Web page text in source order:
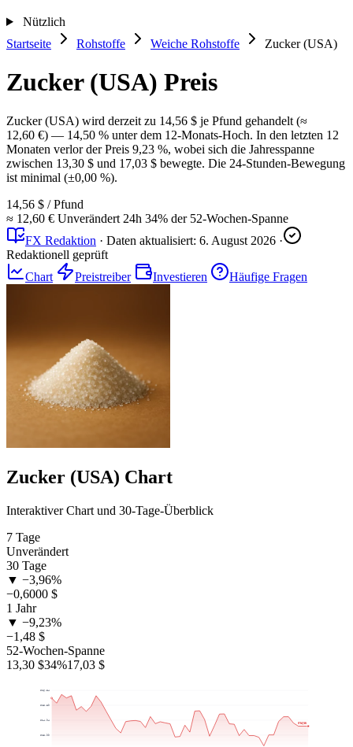
Nützlich
Startseite
Rohstoffe Weiche Rohstoffe Zucker (USA)
Zucker (USA) Preis
Zucker (USA) wird derzeit zu 14,56 $ je Pfund gehandelt (≈
12,60 €) — 14,50 % unter dem 12-Monats-Hoch. In den letzten 12
Monaten verlor der Preis 9,23 %, wobei sich die Jahresspanne
zwischen 13,30 $ und 17,03 $ bewegte. Die 24-Stunden-Bewegung
ist minimal (±0,00 %).
14,56 $ / Pfund
≈ 12,60 € Unverändert 24h 34% der 52-Wochen-Spanne
FX Redaktion · Daten aktualisiert: 6. August 2026 ·
Redaktionell geprüft
Chart
Preistreiber Investieren Häufige Fragen
Zucker (USA) Chart
Interaktiver Chart und 30-Tage-Überblick
7 Tage
Unverändert
30 Tage
▼ −3,96%
−0,6000 $
1 Jahr
▼ −9,23%
−1,48 $
52-Wochen-Spanne
13,30 $34%17,03 $
$13,99
$14,94
$15,89
$16,84
$14,56